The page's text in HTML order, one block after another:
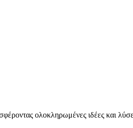
ολοκληρωμένες ιδέες και